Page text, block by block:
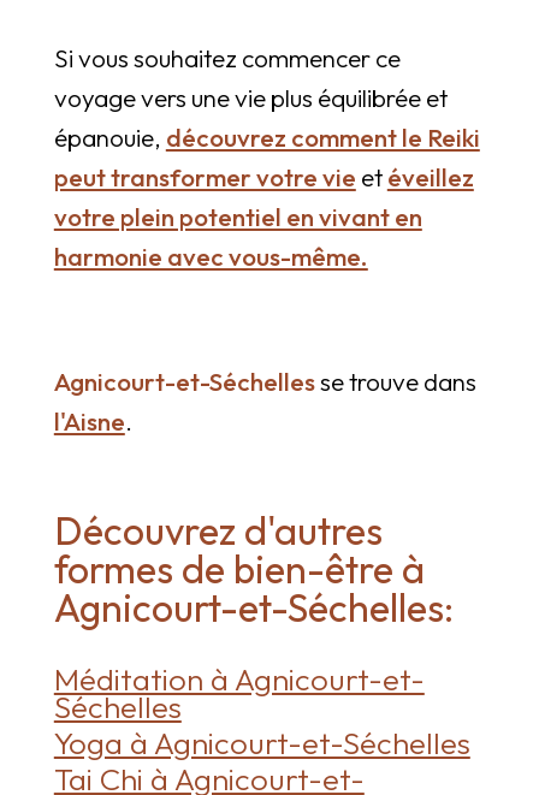
Si vous souhaitez commencer ce
voyage vers une vie plus équilibrée et
épanouie, découvrez comment le Reiki
peut transformer votre vie etéveillez
votre plein potentiel en vivant en
harmonie avec vous-même.
Agnicourt-et-Séchellesse trouve dans
l'Aisne.
Découvrez d'autres
formes de bien-être à
Agnicourt-et-Séchelles:
Méditation à Agnicourt-et-
Séchelles
Yoga à Agnicourt-et-Séchelles
Tai Chi à Agnicourt-et-